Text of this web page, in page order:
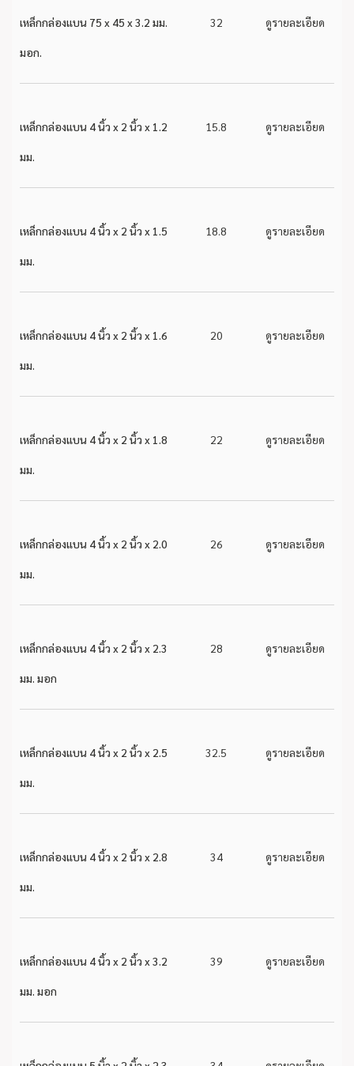
เหล็กกล่องแบน 75 x 45 x 3.2 มม.
มอก.
32 ดูรายละเอียด
เหล็กกล่องแบน 4 นิ้ว x 2 นิ้ว x 1.2
มม.
15.8 ดูรายละเอียด
เหล็กกล่องแบน 4 นิ้ว x 2 นิ้ว x 1.5
มม.
18.8 ดูรายละเอียด
เหล็กกล่องแบน 4 นิ้ว x 2 นิ้ว x 1.6
มม.
20 ดูรายละเอียด
เหล็กกล่องแบน 4 นิ้ว x 2 นิ้ว x 1.8
มม.
22 ดูรายละเอียด
เหล็กกล่องแบน 4 นิ้ว x 2 นิ้ว x 2.0
มม.
26 ดูรายละเอียด
เหล็กกล่องแบน 4 นิ้ว x 2 นิ้ว x 2.3
มม. มอก
28 ดูรายละเอียด
เหล็กกล่องแบน 4 นิ้ว x 2 นิ้ว x 2.5
มม.
32.5 ดูรายละเอียด
เหล็กกล่องแบน 4 นิ้ว x 2 นิ้ว x 2.8
มม.
34 ดูรายละเอียด
เหล็กกล่องแบน 4 นิ้ว x 2 นิ้ว x 3.2
มม. มอก
39 ดูรายละเอียด